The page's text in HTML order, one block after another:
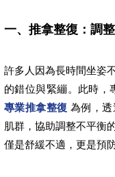
一、推拿整復：調
許多人因為長時間坐姿
的錯位與緊繃。此時，
專業推拿整復 為例，
肌群，協助調整不平衡
僅是舒緩不適，更是預